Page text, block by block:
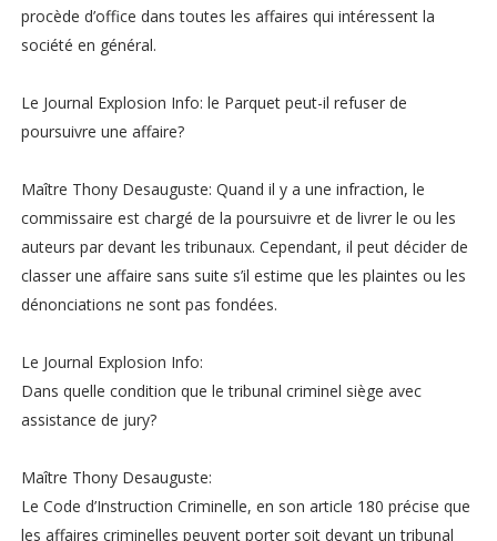
procède d’office dans toutes les affaires qui intéressent la
société en général.
Le Journal Explosion Info: le Parquet peut-il refuser de
poursuivre une affaire?
Maître Thony Desauguste: Quand il y a une infraction, le
commissaire est chargé de la poursuivre et de livrer le ou les
auteurs par devant les tribunaux. Cependant, il peut décider de
classer une affaire sans suite s’il estime que les plaintes ou les
dénonciations ne sont pas fondées.
Le Journal Explosion Info:
Dans quelle condition que le tribunal criminel siège avec
assistance de jury?
Maître Thony Desauguste:
Le Code d’Instruction Criminelle, en son article 180 précise que
les affaires criminelles peuvent porter soit devant un tribunal